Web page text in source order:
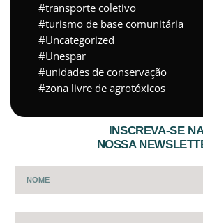
transporte coletivo
turismo de base comunitária
Uncategorized
Unespar
unidades de conservação
zona livre de agrotóxicos
INSCREVA-SE
NOSSA